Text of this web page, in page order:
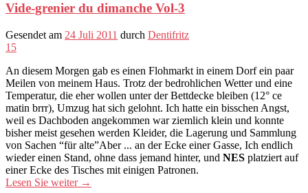
Vide-grenier du dimanche Vol-3
Gesendet am 24 Juli 2011 durch Dentifritz
15
An diesem Morgen gab es einen Flohmarkt in einem Dorf ein paar
Meilen von meinem Haus. Trotz der bedrohlichen Wetter und eine
Temperatur, die eher wollen unter der Bettdecke bleiben (12° ce
matin brrr), Umzug hat sich gelohnt. Ich hatte ein bisschen Angst,
weil es Dachboden angekommen war ziemlich klein und konnte
bisher meist gesehen werden Kleider, die Lagerung und Sammlung
von Sachen “für alte”Aber ... an der Ecke einer Gasse, Ich endlich
wieder einen Stand, ohne dass jemand hinter, und NES platziert auf
einer Ecke des Tisches mit einigen Patronen.
Lesen Sie weiter →